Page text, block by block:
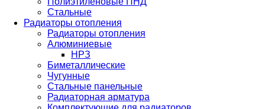
Стальные
Радиаторы отопления
Радиаторы отопления
Алюминиевые
НРЗ
Биметаллические
Чугунные
Стальные панельные
Радиаторная арматура